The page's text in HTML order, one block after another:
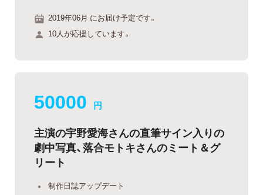
2019年06月 にお届け予定です。
10人が応援しています。
50000 円
主演の宇野愛海さんの直筆サイン入りの
劇中写真、落合モトキさんのミート＆グ
リート
制作日誌アップデート